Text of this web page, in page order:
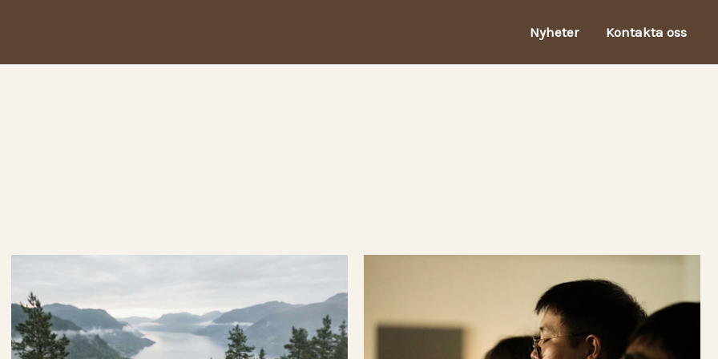
Nyheter Kontakta oss